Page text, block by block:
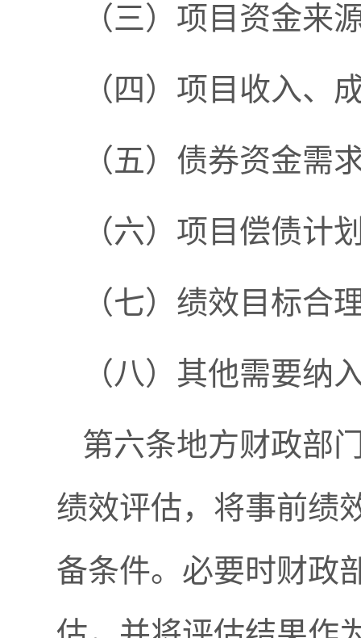
（三）项目资金来
（四）项目收入、
（五）债券资金需
（六）项目偿债计
（七）绩效目标合
（八）其他需要纳
第六条地方财政部
绩效评估，将事前绩
备条件。必要时财政